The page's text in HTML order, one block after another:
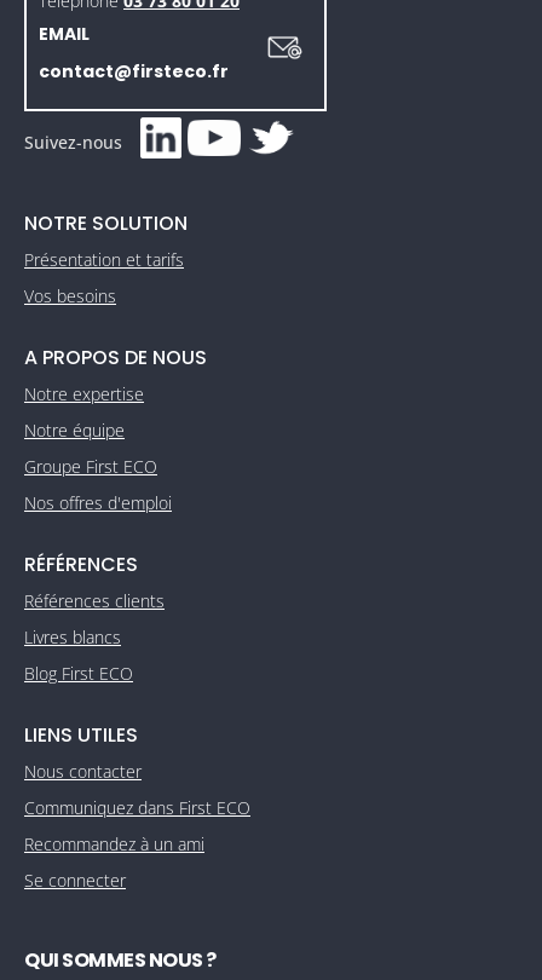
EMAIL
contact@firsteco.fr
Suivez-nous
NOTRE SOLUTION
Présentation et tarifs
Vos besoins
A PROPOS DE NOUS
Notre expertise
Notre équipe
Groupe First ECO
Nos offres d'emploi
RÉFÉRENCES
Références clients
Livres blancs
Blog First ECO
LIENS UTILES
Nous contacter
Communiquez dans First ECO
Recommandez à un ami
Se connecter
QUI SOMMES NOUS ?